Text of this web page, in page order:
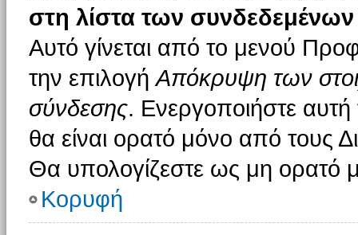
στη λίστα των
Αυτό γίνεται από το μενού
την επιλογήΑπόκρυψη των
σύνδεσης. Ενεργοποιήστε
θα είναι ορατό μόνο από τους
Θα υπολογίζεστε ως μη ορατό
Κορυφή